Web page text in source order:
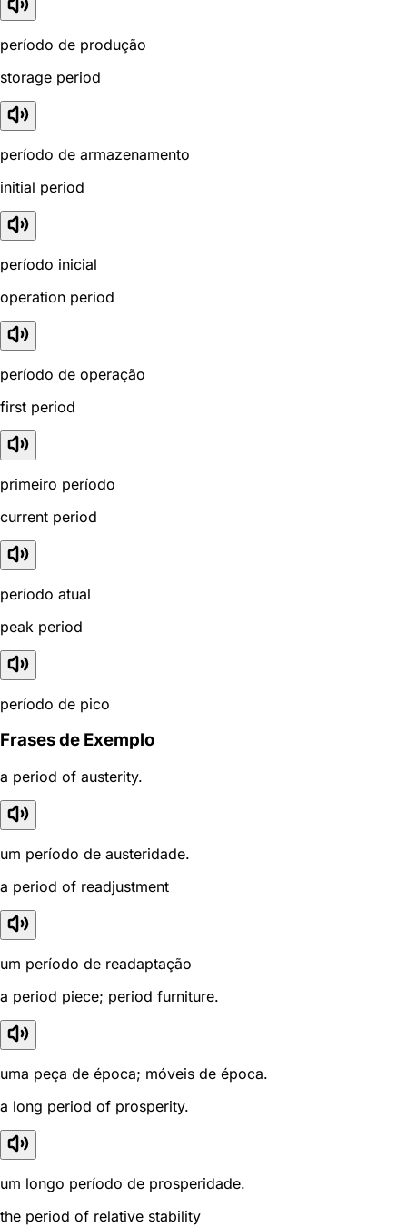
período de produção
storage period
período de armazenamento
initial period
período inicial
operation period
período de operação
first period
primeiro período
current period
período atual
peak period
período de pico
Frases de Exemplo
a period of austerity.
um período de austeridade.
a period of readjustment
um período de readaptação
a period piece; period furniture.
uma peça de época; móveis de época.
a long period of prosperity.
um longo período de prosperidade.
the period of relative stability